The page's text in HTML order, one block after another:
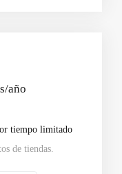
año
tiempo limitado
de tiendas.